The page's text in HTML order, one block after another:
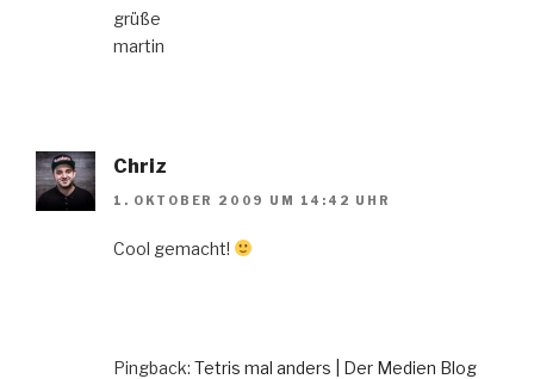
grüße
martin
Chriz
1. OKTOBER 2009 UM 14:42 UHR
Cool gemacht!
Pingback: Tetris mal anders | Der Medien Blog